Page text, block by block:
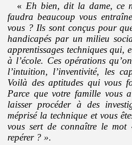
« Eh bien, dit la dame, ce
faudra beaucoup vous
vous ? Ils sont conçus pour
handicapés par un milieu
apprentissages techniques qui,
à l’école. Ces opérations
l’intuition, l’inventivité, les
Voilà des aptitudes qui vous
Parce que votre famille vous
laisser procéder à des
méprisé la technique et vous
vous sert de connaître le
repérer ? ».